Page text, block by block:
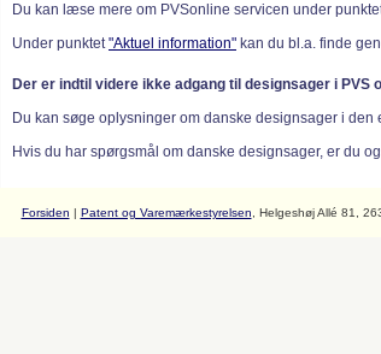
Du kan læse mere om PVSonline servicen under
Under punktet"Aktuel information" kan du bl.a. finde
Der er indtil videre ikke adgang til designsager i PVS
Du kan søge oplysninger om danske designsager i
Hvis du har spørgsmål om danske designsager, er du
Forsiden | Patent og Varemærkestyrelsen , Helgeshøj Allé 81,